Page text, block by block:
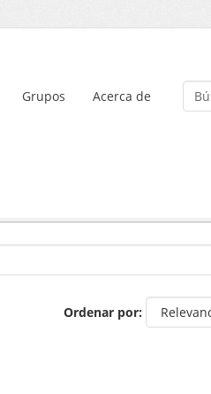
Grupos Acerca de
Ordenar por